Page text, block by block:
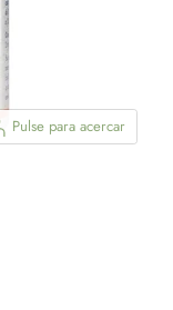
Pulse para acercar